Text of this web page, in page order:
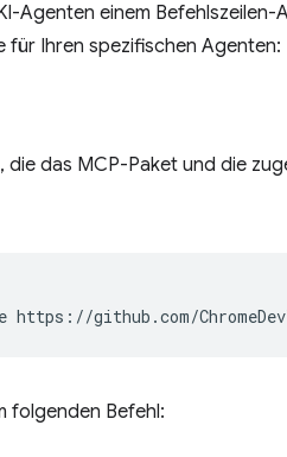
Agenten einem
für Ihren spezifischen Agenten:
die das MCP-Paket und die
folgenden Befehl: